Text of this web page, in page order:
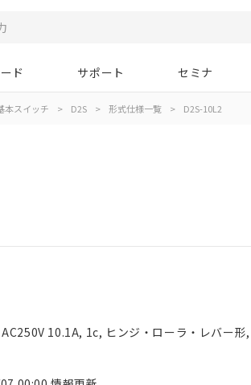
ド サポート セミナ
本スイッチ > D2S > 形式仕様一覧 > D2S-10L2
10.1A, 1c, ヒンジ・ローラ・レバー形